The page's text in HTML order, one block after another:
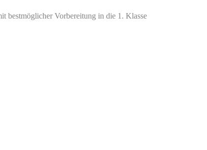
bestmöglicher Vorbereitung in die 1. Klasse